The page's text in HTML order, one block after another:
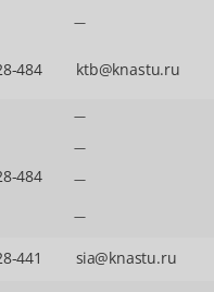
—
—
—
—
—